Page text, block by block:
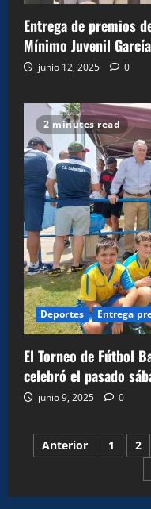
Entrega de premios
Mínimo Juvenil
junio 12, 2025 0
2 minutes read
Deportes Entrega
El Torneo de Fútbol
celebró el pasado
junio 9, 2025 0
Paginación
Anterior 1 2